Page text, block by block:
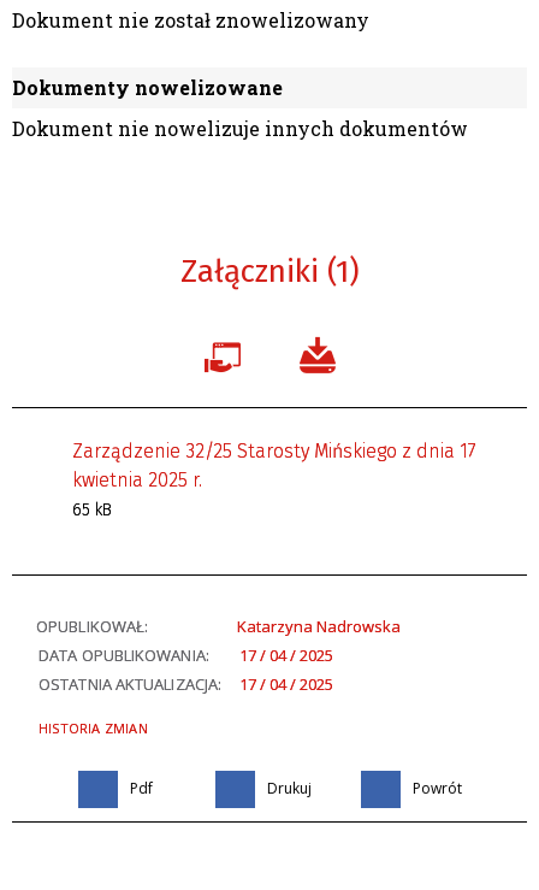
Dokument nie został znowelizowany
Dokumenty nowelizowane
Dokument nie nowelizuje innych dokumentów
Załączniki (1)
Zarządzenie 32/25 Starosty Mińskiego z dnia 17
kwietnia 2025 r.
65 kB
OPUBLIKOWAŁ:
Katarzyna Nadrowska
DATA OPUBLIKOWANIA:
17 / 04 / 2025
OSTATNIA AKTUALIZACJA:
17 / 04 / 2025
HISTORIA ZMIAN
Pdf Drukuj Powrót